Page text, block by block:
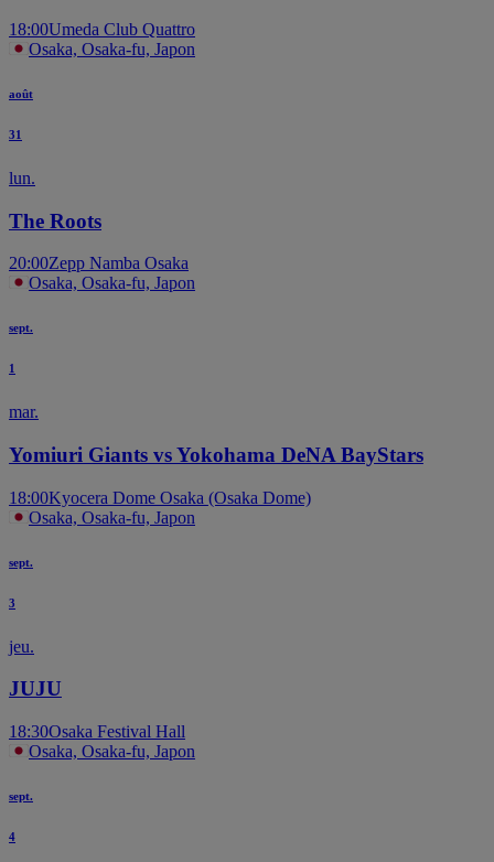
18:00Umeda Club Quattro
Osaka, Osaka-fu, Japon
août
31
lun.
The Roots
20:00Zepp Namba Osaka
Osaka, Osaka-fu, Japon
sept.
1
mar.
Yomiuri Giants vs Yokohama DeNA BayStars
18:00Kyocera Dome Osaka (Osaka Dome)
Osaka, Osaka-fu, Japon
sept.
3
jeu.
JUJU
18:30Osaka Festival Hall
Osaka, Osaka-fu, Japon
sept.
4